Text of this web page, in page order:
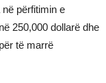
përfitimin e
250,000 dollarë dhe
të marrë